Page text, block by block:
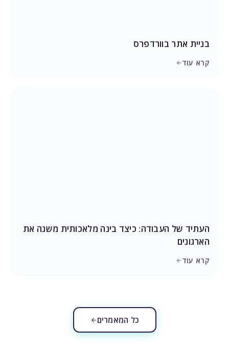
בניית אתר בוורדפרס
קרא עוד
העתיד של העבודה: כיצד בינה מלאכותית משנה את
הארגונים
קרא עוד
כל המאמרים